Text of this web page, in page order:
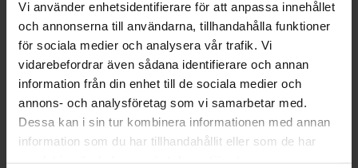
Vi använder enhetsidentifierare för att anpassa innehållet
och annonserna till användarna, tillhandahålla funktioner
för sociala medier och analysera vår trafik. Vi
vidarebefordrar även sådana identifierare och annan
information från din enhet till de sociala medier och
annons- och analysföretag som vi samarbetar med.
Dessa kan i sin tur kombinera informationen med annan
information som du har tillhandahållit eller som de har
NI-624905
7 881,25 SEK/ST
KÖP
NI-518729
443,75 SEK/ST
KÖP